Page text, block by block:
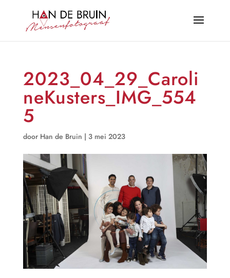
2023_04_29_Caroli
neKusters_IMG_554
5
door Han de Bruin | 3 mei 2023